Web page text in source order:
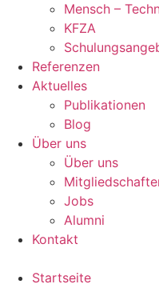
Mensch –
KFZA
Referenzen
Aktuelles
Publikationen
Blog
Über uns
Über uns
Jobs
Alumni
Kontakt
Startseite